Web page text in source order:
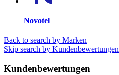
Novotel
Back to search by Marken
Skip search by Kundenbewertungen
Kundenbewertungen